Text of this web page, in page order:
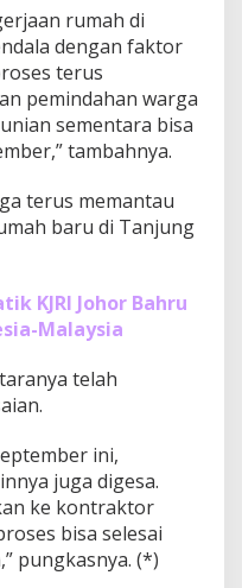
rumah di
dengan faktor
terus
pemindahan warga
sementara bisa
tambahnya.
terus memantau
baru di Tanjung
KJRI Johor Bahru
Malaysia
telah
ini,
juga digesa.
ke kontraktor
bisa selesai
pungkasnya. (*)